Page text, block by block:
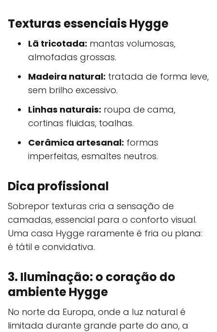
Texturas essenciais Hygge
Lã tricotada: mantas volumosas,
almofadas grossas.
Madeira natural: tratada de forma leve,
sem brilho excessivo.
Linhas naturais: roupa de cama,
cortinas fluidas, toalhas.
Cerâmica artesanal: formas
imperfeitas, esmaltes neutros.
Dica profissional
Sobrepor texturas cria a sensação de
camadas, essencial para o conforto visual.
Uma casa Hygge raramente é fria ou plana:
é tátil e convidativa.
3. Iluminação: o coração do
ambiente Hygge
No norte da Europa, onde a luz natural é
limitada durante grande parte do ano, a